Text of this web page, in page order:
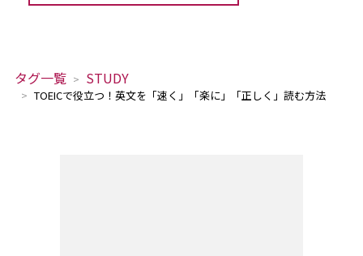
タグ一覧 STUDY
TOEICで役立つ！英文を「速く」「楽に」「正しく」読む方法